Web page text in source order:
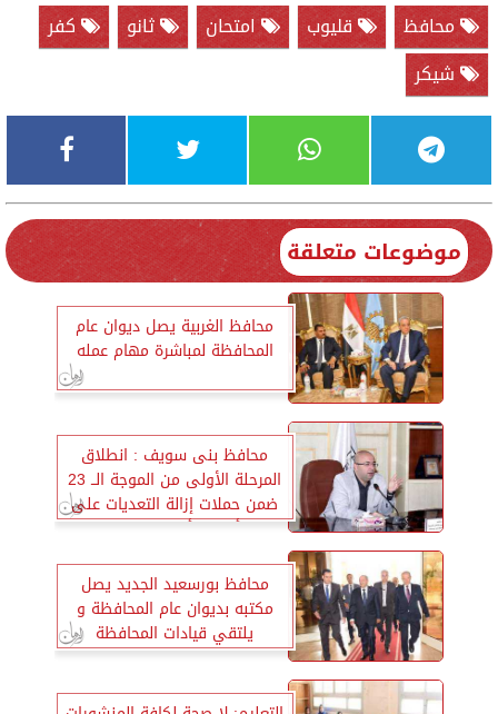
محافظ
قليوب امتحان ثانو
كفر
شيكر
موضوعات متعلقة
محافظ الغربية يصل ديوان عام
المحافظة لمباشرة مهام عمله
محافظ بنى سويف : انطلاق
المرحلة الأولى من الموجة الــ 23
ضمن حملات إزالة التعديات على
أراضي أملاك الدولة
محافظ بورسعيد الجديد يصل
مكتبه بديوان عام المحافظة و
يلتقي قيادات المحافظة